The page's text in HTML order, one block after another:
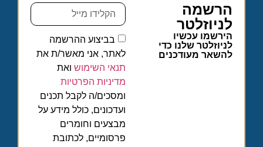
הרשמה
לניוזלטר
הירשמו עכשיו
לניוזלטר שלנו כדי
להשאר מעודכנים
בביצוע ההרשמה
לאתר, אני מאשר/ת את
תנאי השימוש ואת
מדיניות הפרטיות
ומסכים/ה לקבל תכנים
ועדכונים, כולל מידע על
מבצעים וחומרים
פרסומיים, לכתובת